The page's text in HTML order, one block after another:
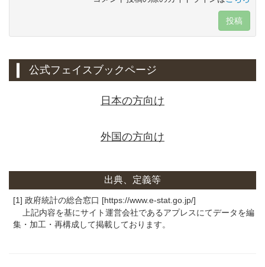
投稿
公式フェイスブックページ
日本の方向け
外国の方向け
出典、定義等
[1] 政府統計の総合窓口 [https://www.e-stat.go.jp/]
上記内容を基にサイト運営会社であるアプレスにてデータを編
集・加工・再構成して掲載しております。